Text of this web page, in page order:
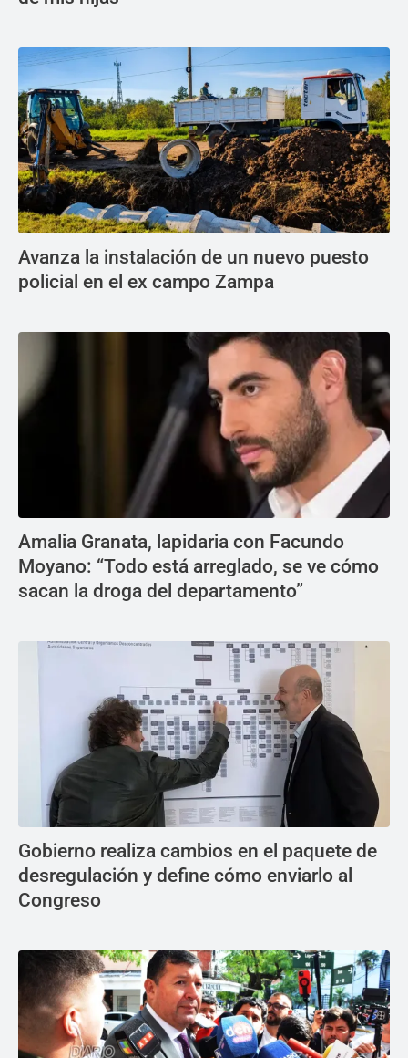
Avanza la instalación de un nuevo puesto
policial en el ex campo Zampa
Amalia Granata, lapidaria con Facundo
Moyano: “Todo está arreglado, se ve cómo
sacan la droga del departamento”
Gobierno realiza cambios en el paquete de
desregulación y define cómo enviarlo al
Congreso